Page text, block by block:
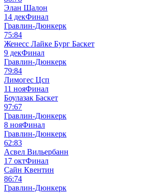
Элан Шалон
14 декФинал
Гравлин-Дюнкерк
75:84
Женесс Лайке Бург Баскет
9 декФинал
Гравлин-Дюнкерк
79:84
Лимогес Цсп
11 нояФинал
Боулазак Баскет
97:67
Гравлин-Дюнкерк
8 нояФинал
Гравлин-Дюнкерк
62:83
Асвел Вильербанн
17 октФинал
Сайн Квентин
86:74
Гравлин-Дюнкерк